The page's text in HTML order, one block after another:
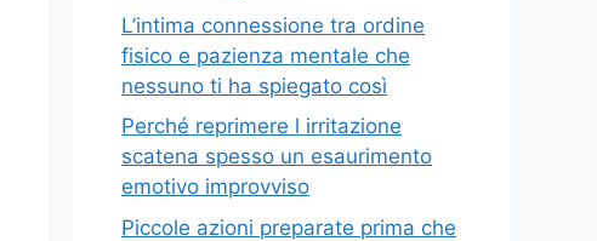
L’intima connessione tra ordine
fisico e pazienza mentale che
nessuno ti ha spiegato così
Perché reprimere l irritazione
scatena spesso un esaurimento
emotivo improvviso
Piccole azioni preparate prima che